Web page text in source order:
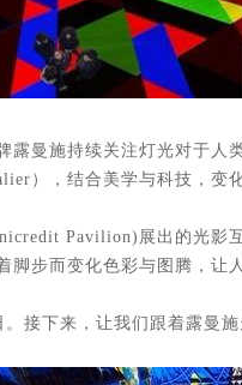
露曼施持续关注灯光对于人
），结合美学与科技，变
Pavilion)展出的光
脚步而变化色彩与图腾，让
接下来，让我们跟着露曼